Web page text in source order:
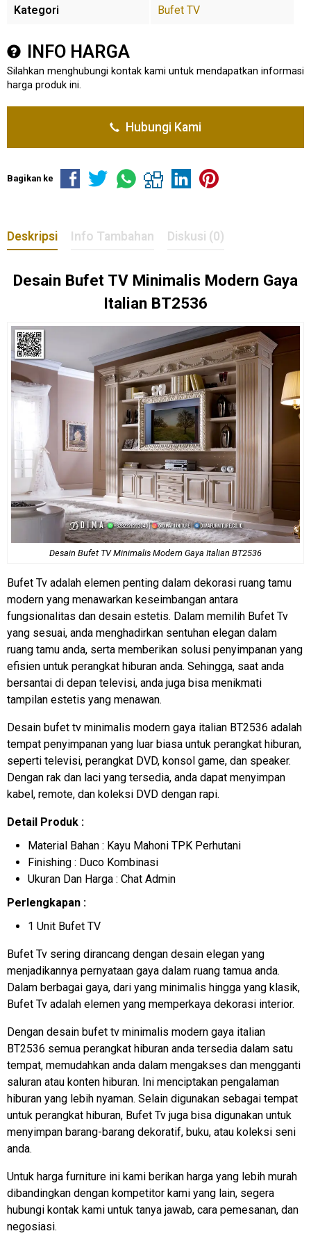
Kategori Bufet TV
INFO HARGA
Silahkan menghubungi kontak kami untuk mendapatkan informasi
harga produk ini.
Hubungi Kami
Bagikan ke
Deskripsi Info Tambahan Diskusi (0)
Desain Bufet TV Minimalis Modern Gaya
Italian BT2536
Desain Bufet TVMinimalis Modern Gaya Italian BT2536
Bufet Tv adalah elemen penting dalam dekorasi ruang tamu
modern yang menawarkan keseimbangan antara
fungsionalitas dan desain estetis. Dalam memilih Bufet Tv
yang sesuai, anda menghadirkan sentuhan elegan dalam
ruang tamu anda, serta memberikan solusi penyimpanan yang
efisien untuk perangkat hiburan anda. Sehingga, saat anda
bersantai di depan televisi, anda juga bisa menikmati
tampilan estetis yang menawan.
Desain bufet tv minimalis modern gaya italian BT2536 adalah
tempat penyimpanan yang luar biasa untuk perangkat hiburan,
seperti televisi, perangkat DVD, konsol game, dan speaker.
Dengan rak dan laci yang tersedia, anda dapat menyimpan
kabel, remote, dan koleksi DVD dengan rapi.
Detail Produk :
Material Bahan : Kayu Mahoni TPK Perhutani
Finishing : Duco Kombinasi
Ukuran Dan Harga : Chat Admin
Perlengkapan :
1 Unit Bufet TV
Bufet Tv sering dirancang dengan desain elegan yang
menjadikannya pernyataan gaya dalam ruang tamua anda.
Dalam berbagai gaya, dari yang minimalis hingga yang klasik,
Bufet Tv adalah elemen yang memperkaya dekorasi interior.
Dengan desain bufet tv minimalis modern gaya italian
BT2536 semua perangkat hiburan anda tersedia dalam satu
tempat, memudahkan anda dalam mengakses dan mengganti
saluran atau konten hiburan. Ini menciptakan pengalaman
hiburan yang lebih nyaman. Selain digunakan sebagai tempat
untuk perangkat hiburan, Bufet Tv juga bisa digunakan untuk
menyimpan barang-barang dekoratif, buku, atau koleksi seni
anda.
Untuk harga furniture ini kami berikan harga yang lebih murah
dibandingkan dengan kompetitor kami yang lain, segera
hubungi kontak kami untuk tanya jawab, cara pemesanan, dan
negosiasi.